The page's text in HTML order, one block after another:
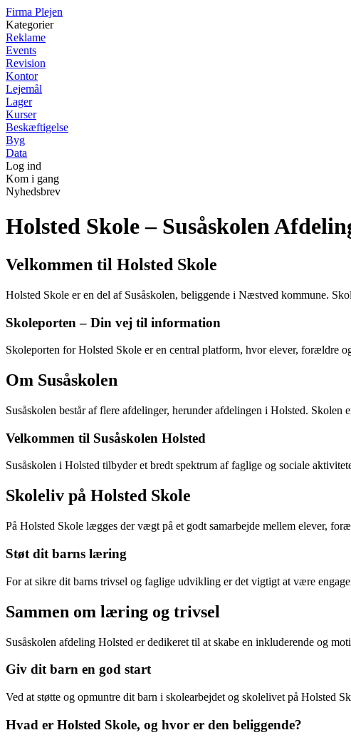
Firma Plejen
Kategorier
Reklame
Events
Revision
Kontor
Lejemål
Lager
Kurser
Beskæftigelse
Byg
Data
Log ind
Kom i gang
Nyhedsbrev
Holsted Skole – Susåskolen
Velkommen til Holsted Skole
Holsted Skole er en del af Susåskolen, beliggende i Næstved kommune.
Skoleporten – Din vej til information
Skoleporten for Holsted Skole er en central platform, hvor elever, forældre
Om Susåskolen
Susåskolen består af flere afdelinger, herunder afdelingen i Holsted.
Velkommen til Susåskolen Holsted
Susåskolen i Holsted tilbyder et bredt spektrum af faglige og sociale
Skoleliv på Holsted Skole
På Holsted Skole lægges der vægt på et godt samarbejde mellem elever,
Støt dit barns læring
For at sikre dit barns trivsel og faglige udvikling er det vigtigt at være
Sammen om læring og trivsel
Susåskolen afdeling Holsted er dedikeret til at skabe en inkluderende og
Giv dit barn en god start
Ved at støtte og opmuntre dit barn i skolearbejdet og skolelivet på Holsted
Hvad er Holsted Skole, og hvor er den beliggende?